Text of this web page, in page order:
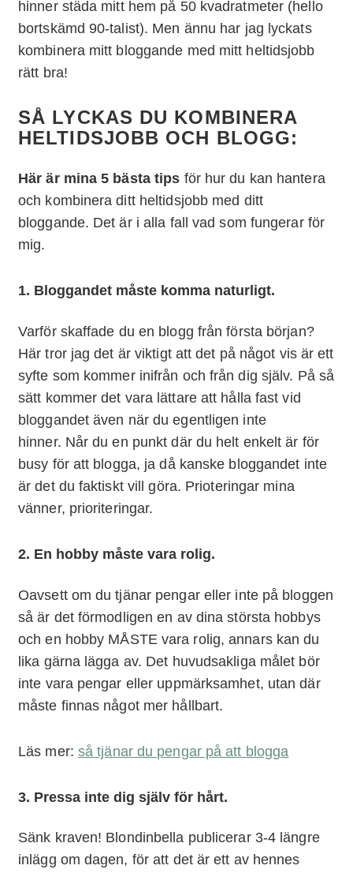
hinner städa mitt hem på 50 kvadratmeter (hello
bortskämd 90-talist). Men ännu har jag lyckats
kombinera mitt bloggande med mitt heltidsjobb
rätt bra!
SÅ LYCKAS DU KOMBINERA
HELTIDSJOBB OCH BLOGG:
Här är mina 5 bästa tips för hur du kan hantera
och kombinera ditt heltidsjobb med ditt
bloggande. Det är i alla fall vad som fungerar för
mig.
1. Bloggandet måste komma naturligt.
Varför skaffade du en blogg från första början?
Här tror jag det är viktigt att det på något vis är ett
syfte som kommer inifrån och från dig själv. På så
sätt kommer det vara lättare att hålla fast vid
bloggandet även när du egentligen inte
hinner. Når du en punkt där du helt enkelt är för
busy för att blogga, ja då kanske bloggandet inte
är det du faktiskt vill göra. Prioteringar mina
vänner, prioriteringar.
2. En hobby måste vara rolig.
Oavsett om du tjänar pengar eller inte på bloggen
så är det förmodligen en av dina största hobbys
och en hobby MÅSTE vara rolig, annars kan du
lika gärna lägga av. Det huvudsakliga målet bör
inte vara pengar eller uppmärksamhet, utan där
måste finnas något mer hållbart.
Läs mer: så tjänar du pengar på att blogga
3. Pressa inte dig själv för hårt.
Sänk kraven! Blondinbella publicerar 3-4 längre
inlägg om dagen, för att det är ett av hennes